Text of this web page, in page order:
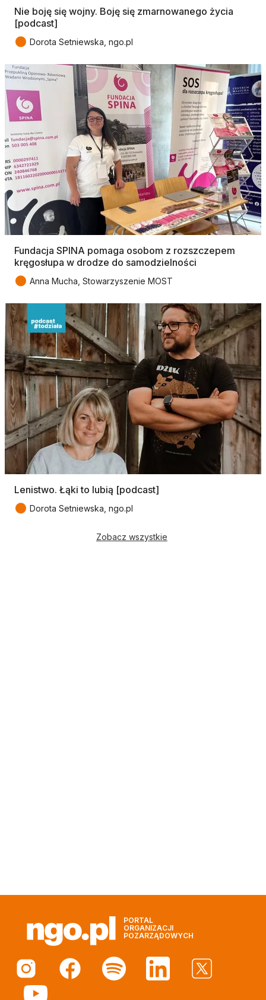
Nie boję się wojny. Boję się zmarnowanego życia
[podcast]
● Dorota Setniewska, ngo.pl
Fundacja SPINA pomaga osobom z rozszczepem
kręgosłupa w drodze do samodzielności
● Anna Mucha, Stowarzyszenie MOST
Lenistwo. Łąki to lubią [podcast]
● Dorota Setniewska, ngo.pl
Zobacz wszystkie
PORTAL
ORGANIZACJI
POZARZĄDOWYCH